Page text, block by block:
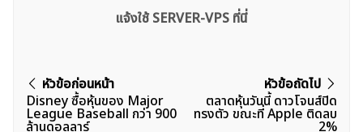
แจ้งใช้ SERVER-VPS ที่นี่
แนะแนว
เรื่อง
หัวข้อก่อนหน้า
Disney ซื้อหุ้นของ Major
League Baseball กว่า 900
ล้านดอลลาร์
หัวข้อถัดไป
ตลาดหุ้นวันนี้ ดาวโจนส์ปิด
ทรงตัว ขณะที่ Apple ติดลบ
2%